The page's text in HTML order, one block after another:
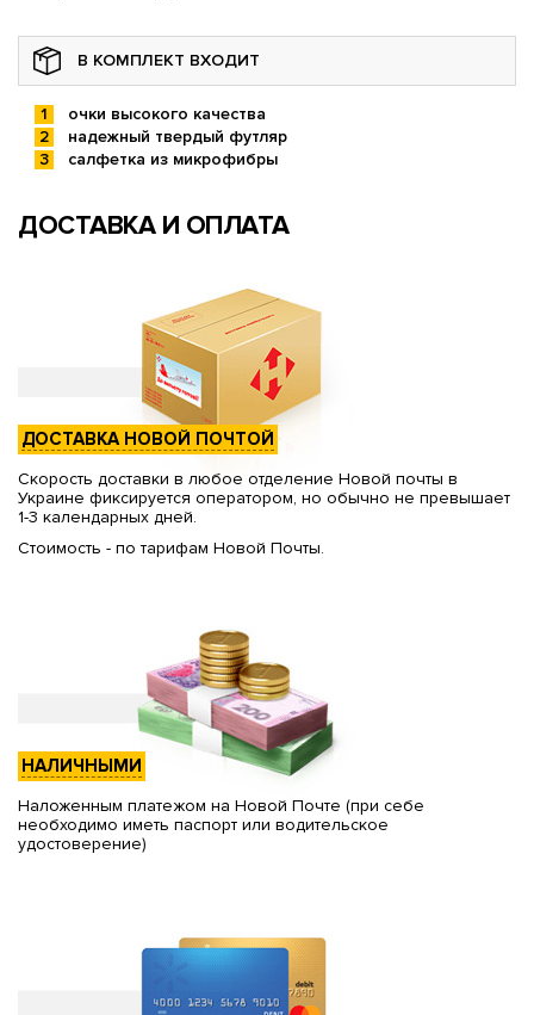
В КОМПЛЕКТ ВХОДИТ
очки высокого качества
надежный твердый футляр
салфетка из микрофибры
ДОСТАВКА И ОПЛАТА
ДОСТАВКА НОВОЙ ПОЧТОЙ
Скорость доставки в любое отделение Новой почты в
Украине фиксируется оператором, но обычно не превышает
1-3 календарных дней.
Стоимость - по тарифам Новой Почты.
НАЛИЧНЫМИ
Наложенным платежом на Новой Почте (при себе
необходимо иметь паспорт или водительское
удостоверение)